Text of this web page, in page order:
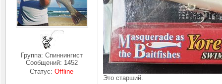
Группа: Спиннингист
Сообщений: 1452
Статус:Offline
Это старший.